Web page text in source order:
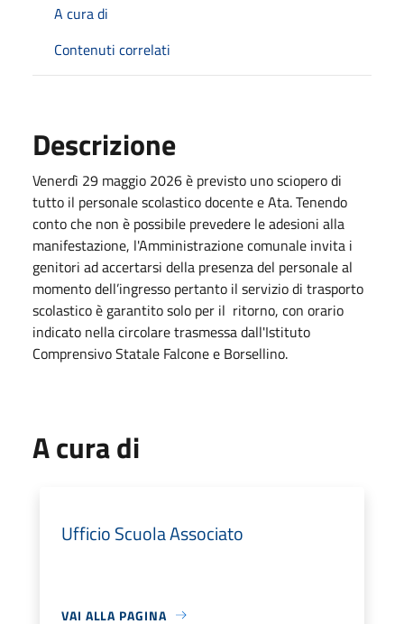
A cura di
Contenuti correlati
Descrizione
Venerdì 29 maggio 2026 è previsto uno sciopero di
tutto il personale scolastico docente e Ata. Tenendo
conto che non è possibile prevedere le adesioni alla
manifestazione, l'Amministrazione comunale invita i
genitori ad accertarsi della presenza del personale al
momento dell’ingresso pertanto il servizio di trasporto
scolastico è garantito solo per il ritorno, con orario
indicato nella circolare trasmessa dall'Istituto
Comprensivo Statale Falcone e Borsellino.
A cura di
Ufficio Scuola Associato
VAI ALLA PAGINA